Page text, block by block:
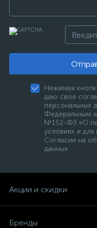
Нажимая
даю свое
персональных
Федеральным
№152-ФЗ «О
условиях и
Согласии на
данных
Акции и скидки
Бренды